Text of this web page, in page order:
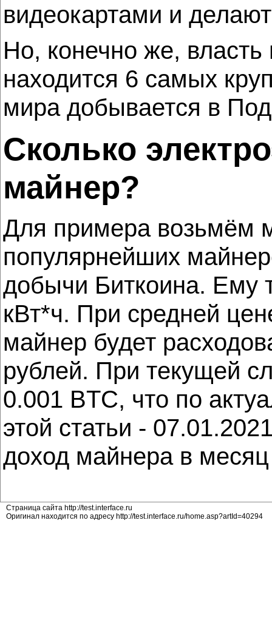
видеокартами и
Но, конечно же,
находится 6 самых
мира добывается в
Сколько
майнер?
Для примера возьмём
популярнейших
добычи Биткоина. Ему
кВт*ч. При средней
майнер будет
рублей. При текущей
0.001 BTC, что по
этой статьи -
доход майнера в
Страница сайта http://test.interface.ru
Оригинал находится по адресу http://test.interface.ru/home.asp?artId=40294